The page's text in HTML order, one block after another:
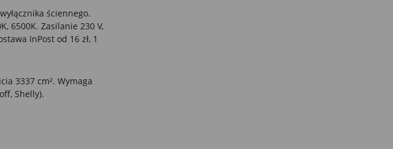
ściennego.
6500K. Zasilanie 230 V,
InPost od 16 zł, 1
3337 cm². Wymaga
Shelly).